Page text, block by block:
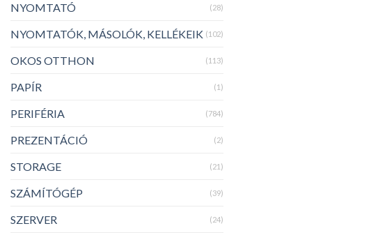
NYOMTATÓ (28)
NYOMTATÓK, MÁSOLÓK, KELLÉKEIK (102)
OKOS OTTHON (113)
PAPÍR (1)
PERIFÉRIA (784)
PREZENTÁCIÓ (2)
STORAGE (21)
SZÁMÍTÓGÉP (39)
SZERVER (24)